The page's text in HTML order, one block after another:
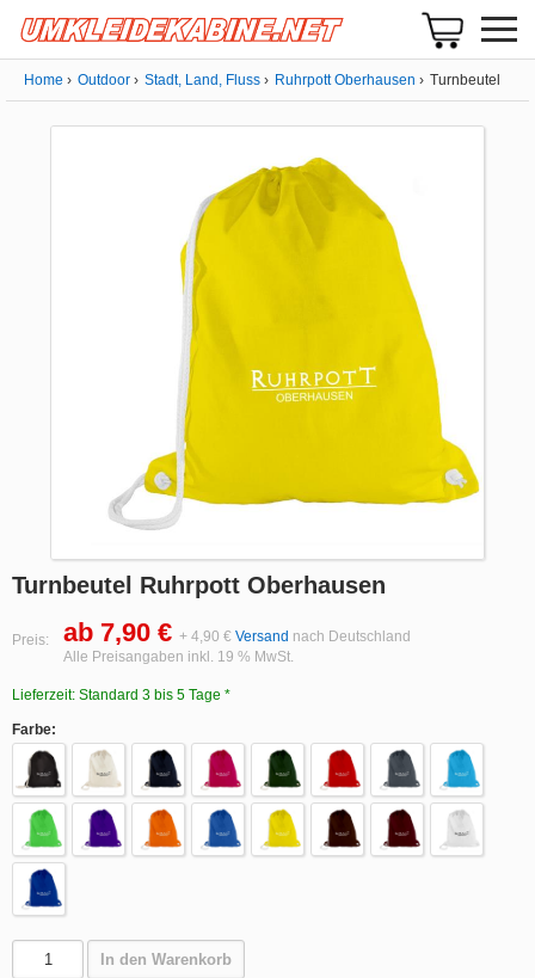
Home Outdoor Stadt, Land, Fluss Ruhrpott Oberhausen Turnbeutel
Turnbeutel Ruhrpott Oberhausen
Preis: ab 7,90 € + 4,90 € Versand nach Deutschland
Alle Preisangaben inkl. 19 % MwSt.
Lieferzeit: Standard 3 bis 5 Tage *
Farbe:
In den Warenkorb